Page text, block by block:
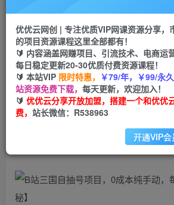
云币 9.9 云币99
会员免费
立即购买
您当前未登录！建议登陆后
B站三国自抽号项目，0成本纯手动，
优优云网创 | 专注优质VIP网课资源分享，
的项目资源课程这里全部都有！
🔰 内容涵盖网赚项目、引流技术、电商运
每日稳定更新20-30优质付费资源课程！
🔰 本站VIP 限时特惠， ￥79/年，￥99/永
站资源免费下载， 每天更新，欢迎加入！
🔰 优优云分享开放加盟，搭建一个和优优
费， 站长微信：R538963
开通VIP会